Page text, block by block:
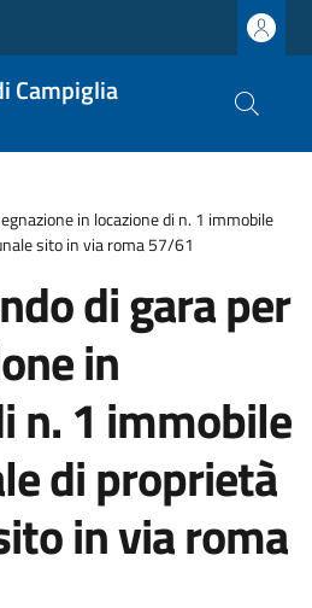
Campiglia
in locazione di n. 1 immobile
sito in via roma 57/61
di gara per
in
n. 1 immobile
di proprietà
in via roma